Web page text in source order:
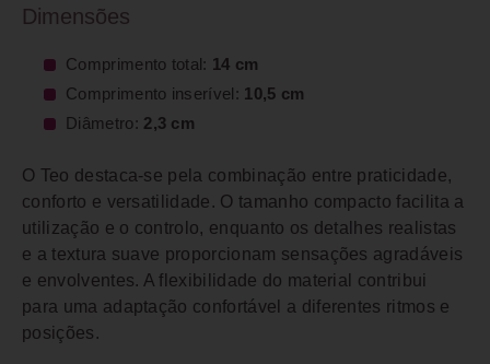
Dimensões
Comprimento total: 14 cm
Comprimento inserível: 10,5 cm
Diâmetro: 2,3 cm
O Teo destaca-se pela combinação entre praticidade,
conforto e versatilidade. O tamanho compacto facilita a
utilização e o controlo, enquanto os detalhes realistas
e a textura suave proporcionam sensações agradáveis
e envolventes. A flexibilidade do material contribui
para uma adaptação confortável a diferentes ritmos e
posições.